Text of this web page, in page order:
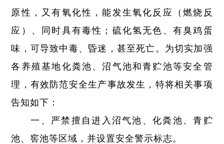
原性，又有氧化性，能发生氧化反应（燃烧反
应）、同时具有毒性；硫化氢无色、有臭鸡蛋
味，可导致中毒、昏迷，甚至死亡。为切实加强
各养殖基地化粪池、沼气池和青贮池等安全管
理，有效防范安全生产事故发生，特将相关事项
告知如下：
一、严禁擅自进入沼气池、化粪池、青贮
池、窖池等区域，并设置安全警示标志。